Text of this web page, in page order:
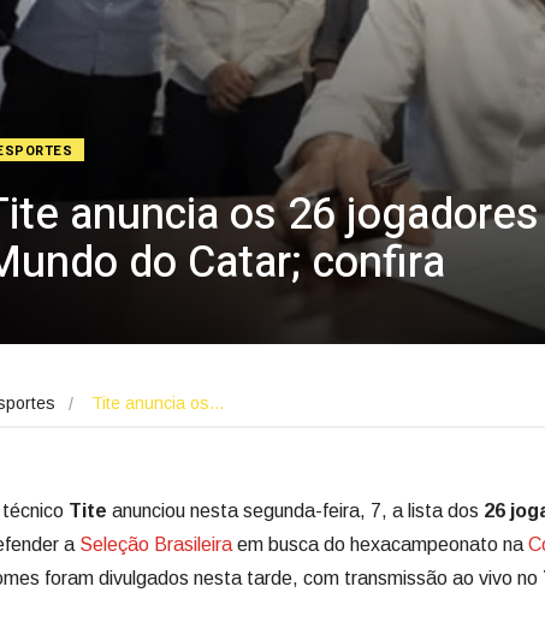
anuncia os 26
do Catar; confira
Tite anuncia os…
Tite anunciou nesta segunda-feira, 7, a lista dos 26
a Seleção Brasileira em busca do hexacampeonato na
foram divulgados nesta tarde, com transmissão ao vivo no